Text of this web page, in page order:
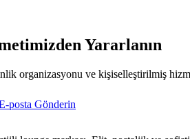
Yararlanın
organizasyonu ve kişiselleştirilmiş
posta Gönderin